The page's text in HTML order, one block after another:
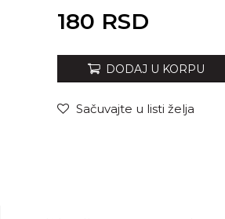
180 RSD
DODAJ U KORPU
Sačuvajte u listi želja